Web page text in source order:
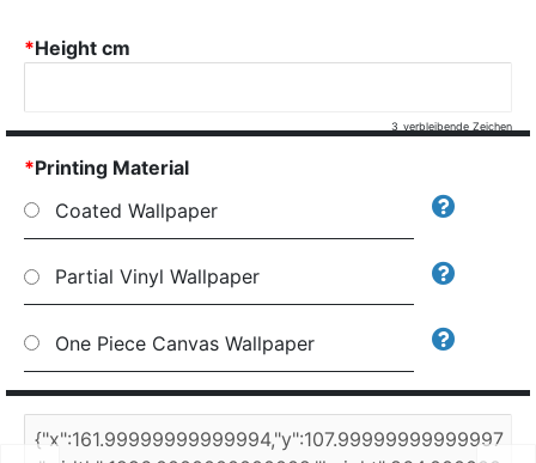
*Height cm
3 verbleibende Zeichen
*Printing Material
Coated Wallpaper
Partial Vinyl Wallpaper
One Piece Canvas Wallpaper